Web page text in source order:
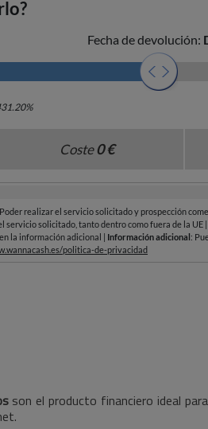
son el producto financiero ideal